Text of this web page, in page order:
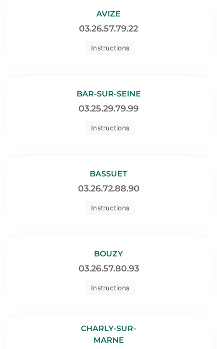
Instructions
AVIZE
03.26.57.79.22
Instructions
BAR-SUR-SEINE
03.25.29.79.99
Instructions
BASSUET
03.26.72.88.90
Instructions
BOUZY
03.26.57.80.93
CHARLY-SUR-
MARNE